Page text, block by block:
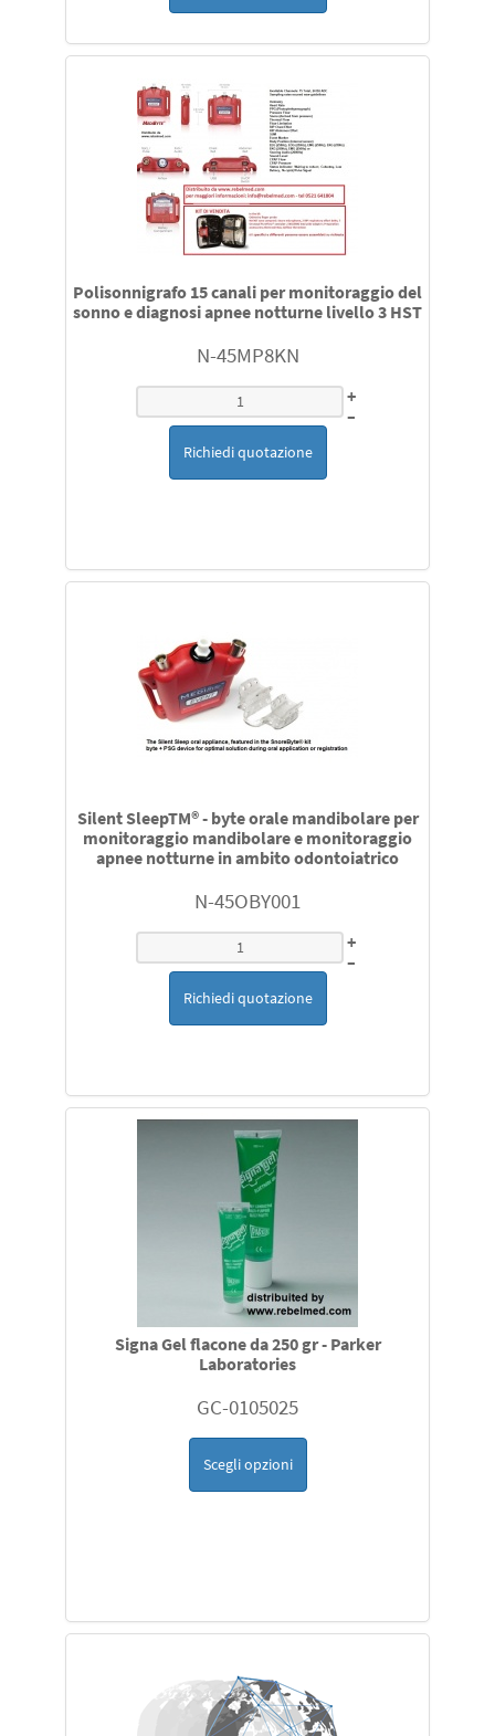
Ricambi originali
Ricambi per Fisher & Paykel HC 550 MR 730 850 880 810
Ricambi Siemens Monitor SC o Draeger Affinity e altri
sensori e cavi di estensione per la rilevazione saturazione
datex Ohmeda Nihon Kohden Siemens Draeger
Datascope Mindray Biolight altri
sensori temperatura per Draeger Philips Mindray
Siemens Biolight Datascope Hill Room Atom datex
Polisonnigrafo 15 canali per monitoraggio del
sonno e diagnosi apnee notturne livello 3 HST
N-45MP8KN
+
–
Richiedi quotazione
Silent SleepTM® - byte orale mandibolare per
monitoraggio mandibolare e monitoraggio
apnee notturne in ambito odontoiatrico
N-45OBY001
+
–
Richiedi quotazione
Signa Gel flacone da 250 gr - Parker
Laboratories
GC-0105025
Scegli opzioni